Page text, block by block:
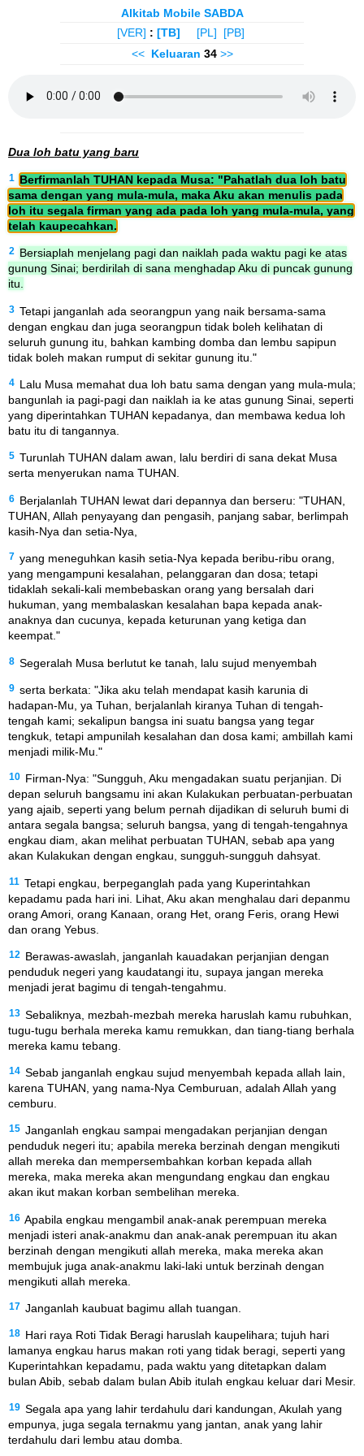
Alkitab Mobile SABDA
[VER] : [TB] [PL]
[PB]
<< Keluaran 34 >>
Dua loh batu yang baru
1
Berfirmanlah TUHAN kepada Musa: "Pahatlah dua loh batu
sama dengan yang mula-mula, maka Aku akan menulis pada
loh itu segala firman yang ada pada loh yang mula-mula, yang
telah kaupecahkan.
2
Bersiaplah menjelang pagi dan naiklah pada waktu pagi ke atas
gunung Sinai; berdirilah di sana menghadap Aku di puncak gunung
itu.
3 Tetapi janganlah ada seorangpun yang naik bersama-sama
dengan engkau dan juga seorangpun tidak boleh kelihatan di
seluruh gunung itu, bahkan kambing domba dan lembu sapipun
tidak boleh makan rumput di sekitar gunung itu."
4 Lalu Musa memahat dua loh batu sama dengan yang mula-mula;
bangunlah ia pagi-pagi dan naiklah ia ke atas gunung Sinai, seperti
yang diperintahkan TUHAN kepadanya, dan membawa kedua loh
batu itu di tangannya.
5 Turunlah TUHAN dalam awan, lalu berdiri di sana dekat Musa
serta menyerukan nama TUHAN.
6 Berjalanlah TUHAN lewat dari depannya dan berseru: "TUHAN,
TUHAN, Allah penyayang dan pengasih, panjang sabar, berlimpah
kasih-Nya dan setia-Nya,
7 yang meneguhkan kasih setia-Nya kepada beribu-ribu orang,
yang mengampuni kesalahan, pelanggaran dan dosa; tetapi
tidaklah sekali-kali membebaskan orang yang bersalah dari
hukuman, yang membalaskan kesalahan bapa kepada anak-
anaknya dan cucunya, kepada keturunan yang ketiga dan
keempat."
8 Segeralah Musa berlutut ke tanah, lalu sujud menyembah
9 serta berkata: "Jika aku telah mendapat kasih karunia di
hadapan-Mu, ya Tuhan, berjalanlah kiranya Tuhan di tengah-
tengah kami; sekalipun bangsa ini suatu bangsa yang tegar
tengkuk, tetapi ampunilah kesalahan dan dosa kami; ambillah kami
menjadi milik-Mu."
10 Firman-Nya: "Sungguh, Aku mengadakan suatu perjanjian. Di
depan seluruh bangsamu ini akan Kulakukan perbuatan-perbuatan
yang ajaib, seperti yang belum pernah dijadikan di seluruh bumi di
antara segala bangsa; seluruh bangsa, yang di tengah-tengahnya
engkau diam, akan melihat perbuatan TUHAN, sebab apa yang
akan Kulakukan dengan engkau, sungguh-sungguh dahsyat.
11 Tetapi engkau, berpeganglah pada yang Kuperintahkan
kepadamu pada hari ini. Lihat, Aku akan menghalau dari depanmu
orang Amori, orang Kanaan, orang Het, orang Feris, orang Hewi
dan orang Yebus.
12
Berawas-awaslah, janganlah kauadakan perjanjian dengan
penduduk negeri yang kaudatangi itu, supaya jangan mereka
menjadi jerat bagimu di tengah-tengahmu.
13 Sebaliknya, mezbah-mezbah mereka haruslah kamu rubuhkan,
tugu-tugu berhala mereka kamu remukkan, dan tiang-tiang berhala
mereka kamu tebang.
14 Sebab janganlah engkau sujud menyembah kepada allah lain,
karena TUHAN, yang nama-Nya Cemburuan, adalah Allah yang
cemburu.
15 Janganlah engkau sampai mengadakan perjanjian dengan
penduduk negeri itu; apabila mereka berzinah dengan mengikuti
allah mereka dan mempersembahkan korban kepada allah
mereka, maka mereka akan mengundang engkau dan engkau
akan ikut makan korban sembelihan mereka.
16 Apabila engkau mengambil anak-anak perempuan mereka
menjadi isteri anak-anakmu dan anak-anak perempuan itu akan
berzinah dengan mengikuti allah mereka, maka mereka akan
membujuk juga anak-anakmu laki-laki untuk berzinah dengan
mengikuti allah mereka.
17 Janganlah kaubuat bagimu allah tuangan.
18 Hari raya Roti Tidak Beragi haruslah kaupelihara; tujuh hari
lamanya engkau harus makan roti yang tidak beragi, seperti yang
Kuperintahkan kepadamu, pada waktu yang ditetapkan dalam
bulan Abib, sebab dalam bulan Abib itulah engkau keluar dari Mesir.
19 Segala apa yang lahir terdahulu dari kandungan, Akulah yang
empunya, juga segala ternakmu yang jantan, anak yang lahir
terdahulu dari lembu atau domba.